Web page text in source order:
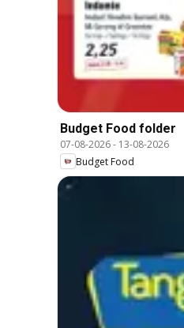
Budget Food folder
07-08-2026- 13-08-2026
Budget Food